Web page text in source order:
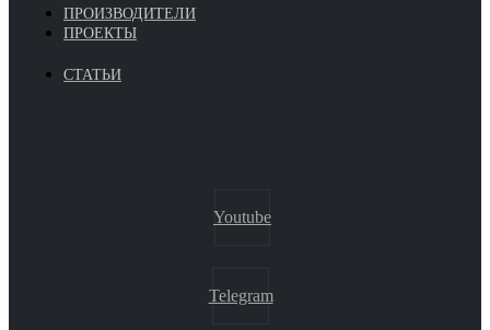
ПРОИЗВОДИТЕЛИ
ПРОЕКТЫ
СТАТЬИ
Youtube
Telegram